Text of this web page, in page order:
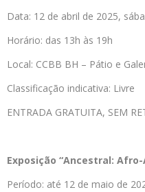
Data: 12 de abril de 2025,
Horário: das 13h às 19h
Local: CCBB BH – Pátio e
Classificação indicativa: Livre
ENTRADA GRATUITA, SEM
Exposição “Ancestral:
Período: até 12 de maio de